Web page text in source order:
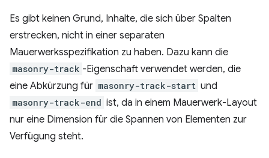
Es gibt keinen Grund, Inhalte, die sich über Spalten
erstrecken, nicht in einer separaten
Mauerwerksspezifikation zu haben. Dazu kann die
masonry-track -Eigenschaft verwendet werden, die
eine Abkürzung für masonry-track-start und
masonry-track-end ist, da in einem Mauerwerk-Layout
nur eine Dimension für die Spannen von Elementen zur
Verfügung steht.